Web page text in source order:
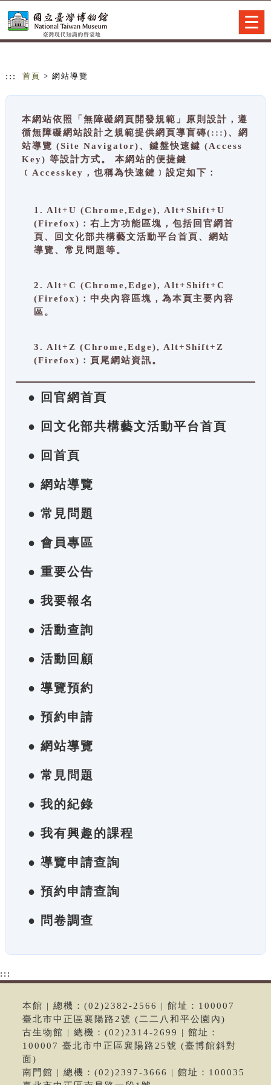
::: 首頁 > 網站導覽
本網站依照「無障礙網頁開發規範」原則設計，遵
循無障礙網站設計之規範提供網頁導盲磚(:::)、網
站導覽 (Site Navigator)、鍵盤快速鍵 (Access
Key) 等設計方式。 本網站的便捷鍵
﹝Accesskey，也稱為快速鍵﹞設定如下：
1. Alt+U (Chrome,Edge), Alt+Shift+U
(Firefox)：右上方功能區塊，包括回官網首
頁、回文化部共構藝文活動平台首頁、網站
導覽、常見問題等。
2. Alt+C (Chrome,Edge), Alt+Shift+C
(Firefox)：中央內容區塊，為本頁主要內容
區。
3. Alt+Z (Chrome,Edge), Alt+Shift+Z
(Firefox)：頁尾網站資訊。
● 回官網首頁
● 回文化部共構藝文活動平台首頁
● 回首頁
● 網站導覽
● 常見問題
● 會員專區
● 重要公告
● 我要報名
● 活動查詢
● 活動回顧
● 導覽預約
● 預約申請
● 網站導覽
● 常見問題
● 我的紀錄
● 我有興趣的課程
● 導覽申請查詢
● 預約申請查詢
● 問卷調查
:::
本館 | 總機：(02)2382-2566 | 館址：100007
臺北市中正區襄陽路2號 (二二八和平公園內)
古生物館 | 總機：(02)2314-2699 | 館址：
100007 臺北市中正區襄陽路25號 (臺博館斜對
面)
南門館 | 總機：(02)2397-3666 | 館址：100035